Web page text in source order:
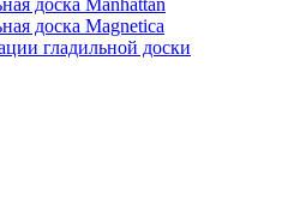
доска Magnetica
гладильной доски